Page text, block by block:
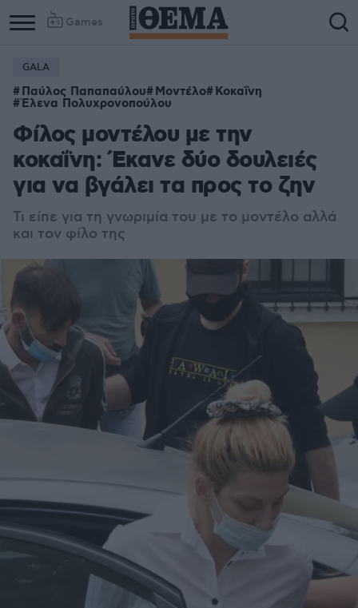
Games
GALA
Παύλος Παπαπαύλου Μοντέλο Κοκαΐνη
Έλενα Πολυχρονοπούλου
Φίλος μοντέλου με την
κοκαΐνη: Έκανε δύο δουλειές
για να βγάλει τα προς το ζην
Τι είπε για τη γνωριμία του με το μοντέλο αλλά
και τον φίλο της